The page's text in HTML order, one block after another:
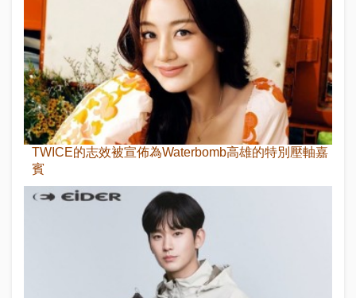
TWICE的志效被宣佈為Waterbomb高雄的特別壓軸嘉
賓